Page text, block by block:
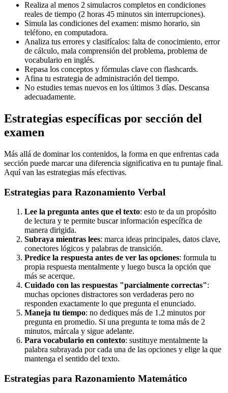
Realiza al menos 2 simulacros completos en condiciones
reales de tiempo (2 horas 45 minutos sin interrupciones).
Simula las condiciones del examen: mismo horario, sin
teléfono, en computadora.
Analiza tus errores y clasifícalos: falta de conocimiento, error
de cálculo, mala comprensión del problema, problema de
vocabulario en inglés.
Repasa los conceptos y fórmulas clave con flashcards.
Afina tu estrategia de administración del tiempo.
No estudies temas nuevos en los últimos 3 días. Descansa
adecuadamente.
Estrategias específicas por sección del
examen
Más allá de dominar los contenidos, la forma en que enfrentas cada
sección puede marcar una diferencia significativa en tu puntaje final.
Aquí van las estrategias más efectivas.
Estrategias para Razonamiento Verbal
Lee la pregunta antes que el texto: esto te da un propósito
de lectura y te permite buscar información específica de
manera dirigida.
Subraya mientras lees: marca ideas principales, datos clave,
conectores lógicos y palabras de transición.
Predice la respuesta antes de ver las opciones: formula tu
propia respuesta mentalmente y luego busca la opción que
más se acerque.
Cuidado con las respuestas "parcialmente correctas":
muchas opciones distractores son verdaderas pero no
responden exactamente lo que pregunta el enunciado.
Maneja tu tiempo: no dediques más de 1.2 minutos por
pregunta en promedio. Si una pregunta te toma más de 2
minutos, márcala y sigue adelante.
Para vocabulario en contexto: sustituye mentalmente la
palabra subrayada por cada una de las opciones y elige la que
mantenga el sentido del texto.
Estrategias para Razonamiento Matemático